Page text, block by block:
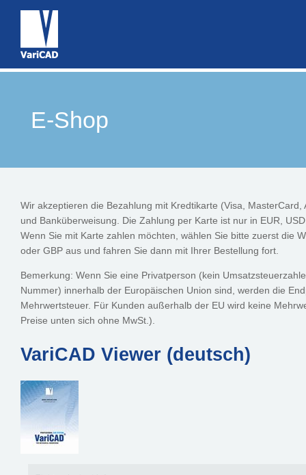
E-Shop
Wir akzeptieren die Bezahlung mit Kredtikarte (Visa, MasterCard,
und Banküberweisung. Die Zahlung per Karte ist nur in EUR,
Wenn Sie mit Karte zahlen möchten, wählen Sie bitte zuerst die
oder GBP aus und fahren Sie dann mit Ihrer Bestellung fort.
Bemerkung: Wenn Sie eine Privatperson (kein
Nummer) innerhalb der Europäischen Union sind, werden die
Mehrwertsteuer. Für Kunden außerhalb der EU wird keine
Preise unten sich ohne MwSt.).
VariCAD Viewer (deutsch)